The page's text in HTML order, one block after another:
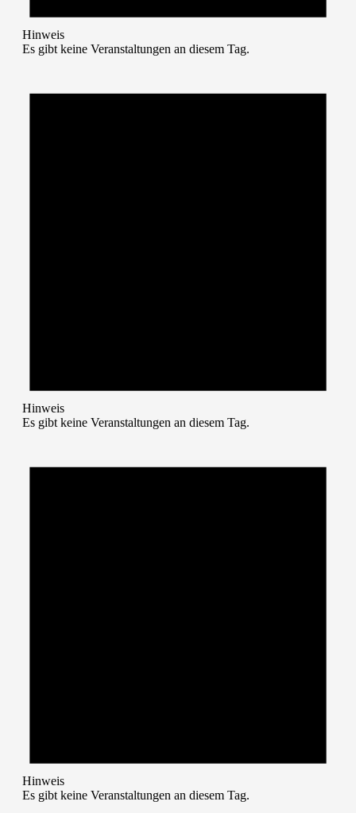
Hinweis
Es gibt keine Veranstaltungen an diesem Tag.
Hinweis
Es gibt keine Veranstaltungen an diesem Tag.
Hinweis
Es gibt keine Veranstaltungen an diesem Tag.